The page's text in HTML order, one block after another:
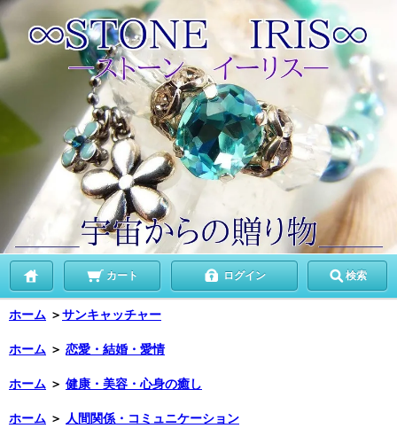
カート ログイン 検索
ホーム ＞サンキャッチャー
ホーム ＞ 恋愛・結婚・愛情
ホーム ＞ 健康・美容・心身の癒し
ホーム ＞ 人間関係・コミュニケーション